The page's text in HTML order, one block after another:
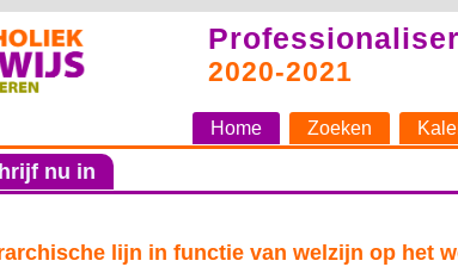
2020-2021
Home Zoeken
nu in
lijn in functie van welzijn op het